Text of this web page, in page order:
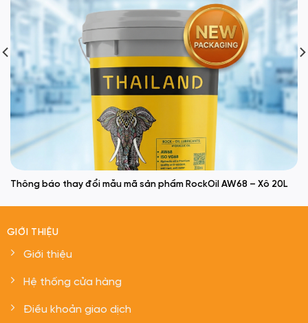
Thông báo thay đổi mẫu mã sản phẩm RockOil AW68 – Xô 20L
GIỚI THIỆU
Giới thiệu
Hệ thống cửa hàng
Điều khoản giao dịch